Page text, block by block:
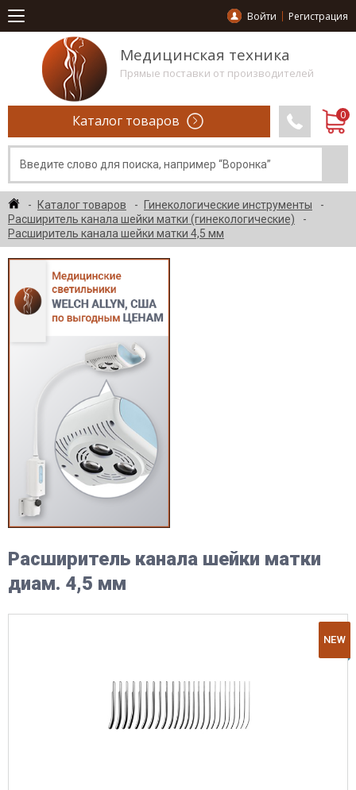
Войти Регистрация
Медицинская техника
Прямые поставки от производителей
Каталог товаров
Каталог товаров
Гинекологические инструменты
Расширитель канала шейки матки (гинекологические)
Расширитель канала шейки матки 4,5 мм
Расширитель канала шейки матки
диам. 4,5 мм
NEW